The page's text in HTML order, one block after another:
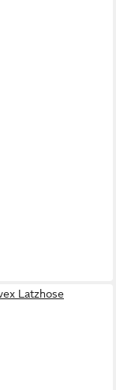
Latzhose